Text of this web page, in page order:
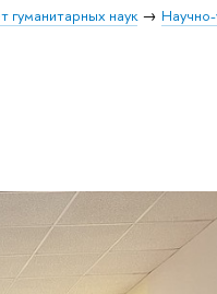
гуманитарных наук